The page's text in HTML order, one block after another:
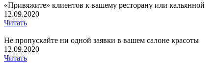
«Привяжите» клиентов к вашему ресторану или кальянной
12.09.2020
Читать
Не пропускайте ни одной заявки в вашем салоне красоты
12.09.2020
Читать